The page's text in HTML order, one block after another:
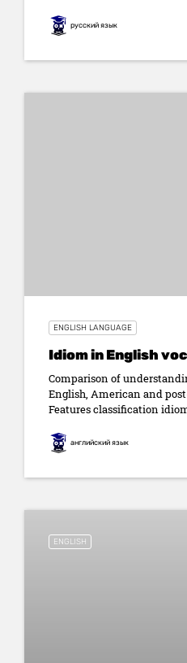
русский язык
ENGLISH LANGUAGE
Idiom in English
Comparison of
English, American and
Features classification
английский язык
ENGLISH